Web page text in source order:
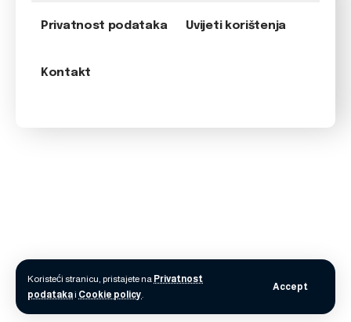
Koristeći stranicu, pristajete na Privatnost
podatakai Cookie policy.
Accept
Privatnost podataka Uvijeti korištenja
Kontakt